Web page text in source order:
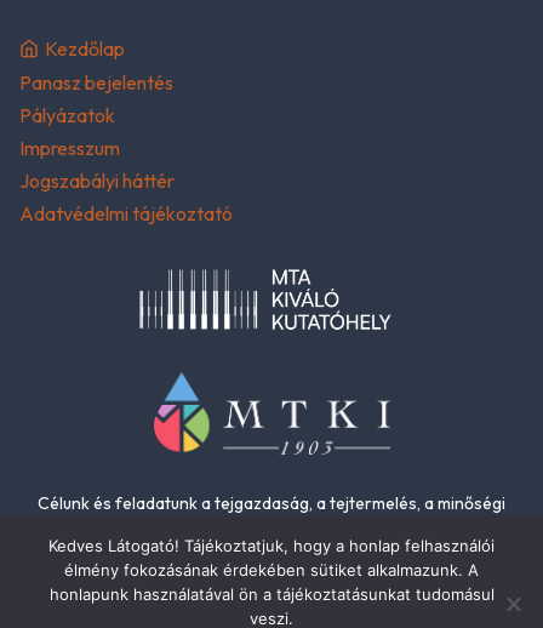
Kezdőlap
Panasz bejelentés
Pályázatok
Impresszum
Jogszabályi háttér
Adatvédelmi tájékoztató
Célunk és feladatunk a tejgazdaság, a tejtermelés, a minőségi
Kedves Látogató! Tájékoztatjuk, hogy a honlap felhasználói
élmény fokozásának érdekében sütiket alkalmazunk. A
honlapunk használatával ön a tájékoztatásunkat tudomásul
veszi.